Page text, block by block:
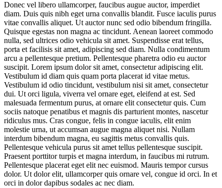
Donec vel libero ullamcorper, faucibus augue auctor, imperdiet
diam. Duis quis nibh eget urna convallis blandit. Fusce iaculis purus
vitae convallis aliquet. Ut auctor nunc sed odio bibendum fringilla.
Quisque egestas non magna ac tincidunt. Aenean laoreet commodo
nulla, sed ultrices odio vehicula sit amet. Suspendisse erat tellus,
porta et facilisis sit amet, adipiscing sed diam. Nulla condimentum
arcu a pellentesque pretium. Pellentesque pharetra odio eu auctor
suscipit. Lorem ipsum dolor sit amet, consectetur adipiscing elit.
Vestibulum id diam quis quam porta placerat id vitae metus.
Vestibulum id odio tincidunt, vestibulum nisi sit amet, consectetur
dui. Ut orci ligula, viverra vel ornare eget, eleifend at est. Sed
malesuada fermentum purus, at ornare elit consectetur quis. Cum
sociis natoque penatibus et magnis dis parturient montes, nascetur
ridiculus mus. Cras congue, felis in congue iaculis, elit enim
molestie urna, ut accumsan augue magna aliquet nisi. Nullam
interdum bibendum magna, eu sagittis metus convallis quis.
Pellentesque vehicula purus sit amet tellus pellentesque suscipit.
Praesent porttitor turpis et magna interdum, in faucibus mi rutrum.
Pellentesque placerat eget elit nec euismod. Mauris tempor cursus
dolor. Ut dolor elit, ullamcorper quis ornare vel, congue id orci. In et
orci in dolor dapibus sodales ac nec diam.